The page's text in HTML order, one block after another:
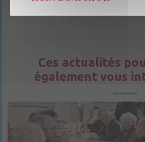
Ces actualités
également vous